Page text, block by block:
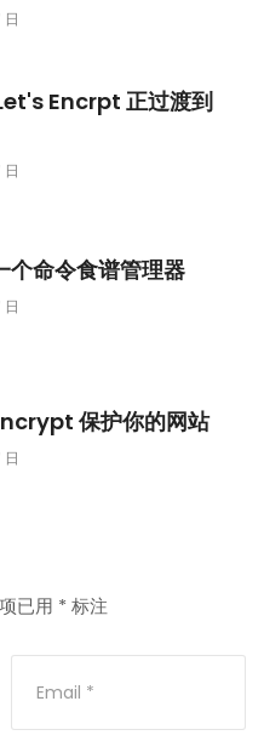
Encrpt 正过渡到
个命令食谱管理器
保护你的网站
已用 * 标注